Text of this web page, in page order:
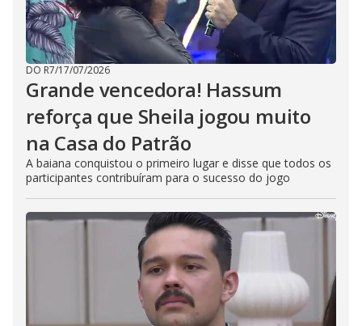
DO R7/17/07/2026
Grande vencedora! Hassum
reforça que Sheila jogou muito
na Casa do Patrão
A baiana conquistou o primeiro lugar e disse que todos os
participantes contribuíram para o sucesso do jogo